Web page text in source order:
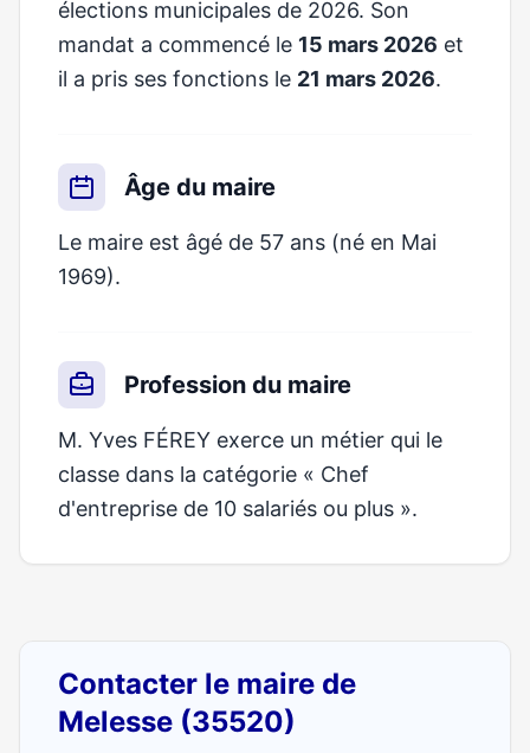
élections municipales de 2026. Son
mandat a commencé le 15 mars 2026 et
il a pris ses fonctions le 21 mars 2026.
Âge du maire
Le maire est âgé de 57 ans (né en Mai
1969).
Profession du maire
M. Yves FÉREY exerce un métier qui le
classe dans la catégorie « Chef
d'entreprise de 10 salariés ou plus ».
Contacter le maire de
Melesse (35520)